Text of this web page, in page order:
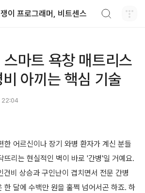
이 프로그래머, 비트센스
마트 욕창 매트리스
아끼는 핵심 기술
22:04
한 어르신이나 장기 와병 환자가 계신 분들
뜨리는 현실적인 벽이 바로 '간병'일 거예요.
비 상승과 구인난이 겹치면서 전문 간병
한 달에 수백만 원을 훌쩍 넘어서곤 하죠. 하